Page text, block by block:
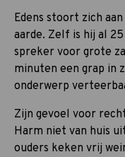
Edens stoort zich
aarde. Zelf is hij al
spreker voor grote
minuten een grap in
onderwerp
Zijn gevoel voor
Harm niet van huis
ouders keken vrij